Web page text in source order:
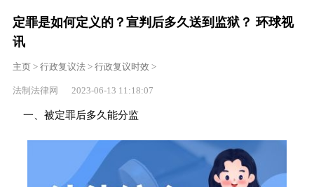
定罪是如何定义的？宣判后多久送到监狱？ 环球视
讯
主页> 行政复议法> 行政复议时效 >
法制法律网 2023-06-13 11:18:07
一、被定罪后多久能分监